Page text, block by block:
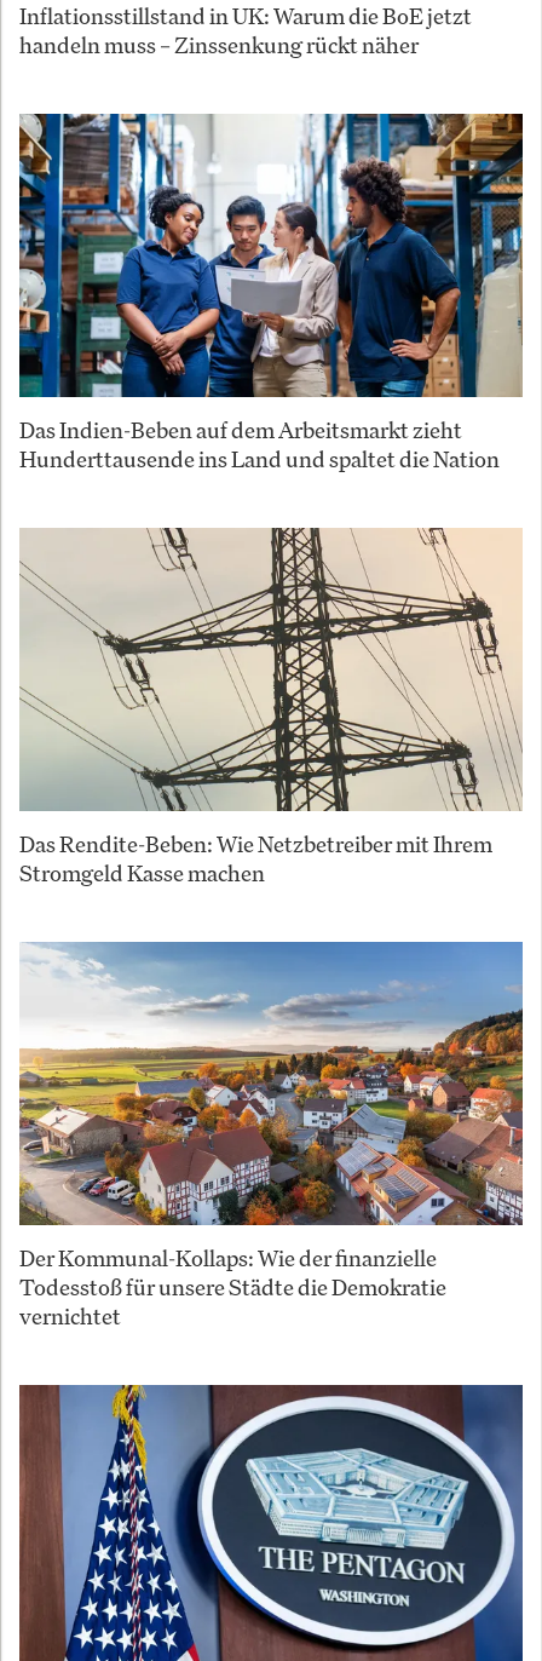
Inflationsstillstand in UK: Warum die BoE jetzt
handeln muss – Zinssenkung rückt näher
Das Indien-Beben auf dem Arbeitsmarkt zieht
Hunderttausende ins Land und spaltet die Nation
Das Rendite-Beben: Wie Netzbetreiber mit Ihrem
Stromgeld Kasse machen
Der Kommunal-Kollaps: Wie der finanzielle
Todesstoß für unsere Städte die Demokratie
vernichtet